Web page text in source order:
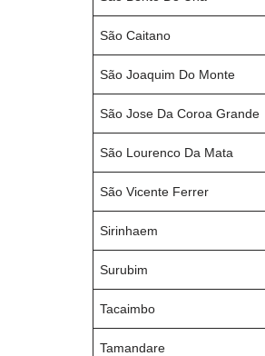
São Caitano
São Joaquim Do Monte
São Jose Da Coroa Grande
São Lourenco Da Mata
São Vicente Ferrer
Sirinhaem
Surubim
Tacaimbo
Tamandare